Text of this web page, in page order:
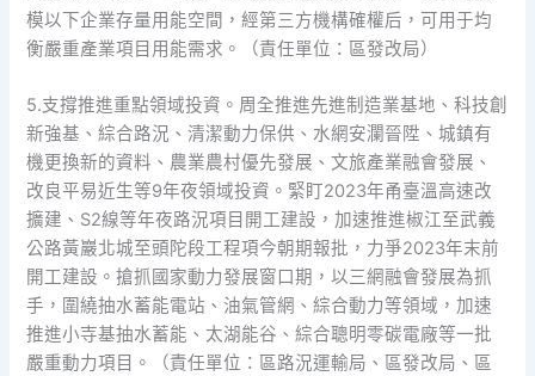
模以下企業存量用能空間，經第三方機構確權后，可用于均
衡嚴重產業項目用能需求。（責任單位：區發改局）
5.支撐推進重點領域投資。周全推進先進制造業基地、科技創
新強基、綜合路況、清潔動力保供、水網安瀾晉陞、城鎮有
機更換新的資料、農業農村優先發展、文旅產業融會發展、
改良平易近生等9年夜領域投資。緊盯2023年甬臺溫高速改
擴建、S2線等年夜路況項目開工建設，加速推進椒江至武義
公路黃巖北城至頭陀段工程項今朝期報批，力爭2023年末前
開工建設。搶抓國家動力發展窗口期，以三網融會發展為抓
手，圍繞抽水蓄能電站、油氣管網、綜合動力等領域，加速
推進小寺基抽水蓄能、太湖能谷、綜合聰明零碳電廠等一批
嚴重動力項目。（責任單位：區路況運輸局、區發改局、區